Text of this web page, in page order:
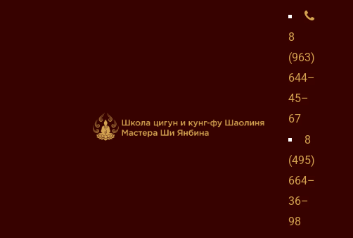
8
(963)
644–
45–
67
8
(495)
664–
36–
98